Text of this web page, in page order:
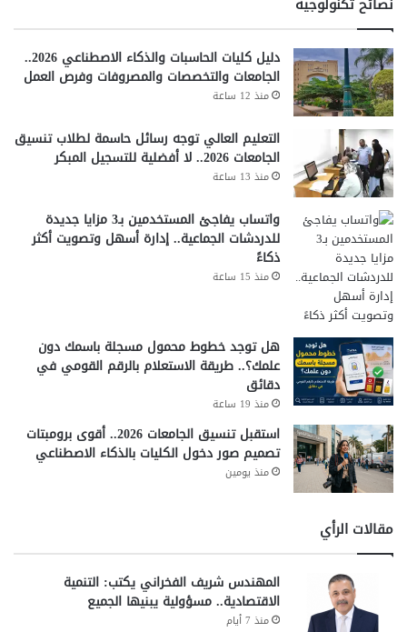
دليل كليات الحاسبات والذكاء الاصطناعي 2026..
الجامعات والتخصصات والمصروفات وفرص العمل
منذ 12 ساعة
التعليم العالي توجه رسائل حاسمة لطلاب تنسيق
الجامعات 2026.. لا أفضلية للتسجيل المبكر
منذ 13 ساعة
واتساب يفاجئ المستخدمين بـ3 مزايا جديدة
للدردشات الجماعية.. إدارة أسهل وتصويت أكثر
ذكاءً
منذ 15 ساعة
هل توجد خطوط محمول مسجلة باسمك دون
علمك؟.. طريقة الاستعلام بالرقم القومي في
دقائق
منذ 19 ساعة
استقبل تنسيق الجامعات 2026.. أقوى برومبتات
تصميم صور دخول الكليات بالذكاء الاصطناعي
منذ يومين
مقالات الرأي
المهندس شريف الفخراني يكتب: التنمية
الاقتصادية.. مسؤولية يبنيها الجميع
منذ 7 أيام